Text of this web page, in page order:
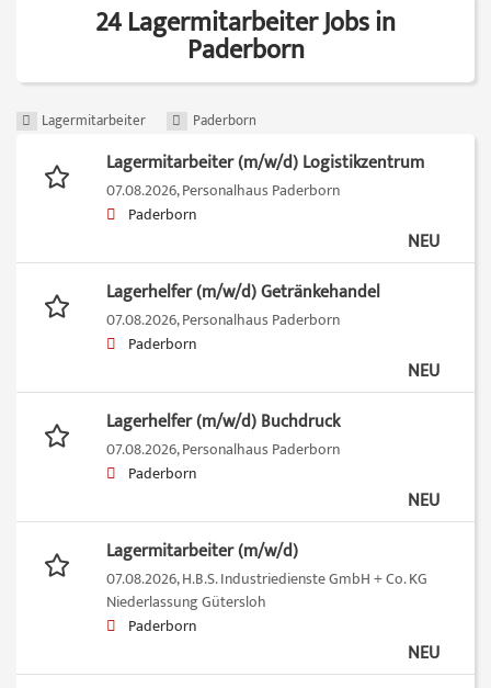
24 Lagermitarbeiter Jobs in
Paderborn
Lagermitarbeiter Paderborn
Lagermitarbeiter (m/w/d) Logistikzentrum
07.08.2026,Personalhaus Paderborn
Paderborn
NEU
Lagerhelfer (m/w/d) Getränkehandel
07.08.2026,Personalhaus Paderborn
Paderborn
NEU
Lagerhelfer (m/w/d) Buchdruck
07.08.2026,Personalhaus Paderborn
Paderborn
NEU
Lagermitarbeiter (m/w/d)
07.08.2026,H.B.S. Industriedienste GmbH + Co. KG
Niederlassung Gütersloh
Paderborn
NEU